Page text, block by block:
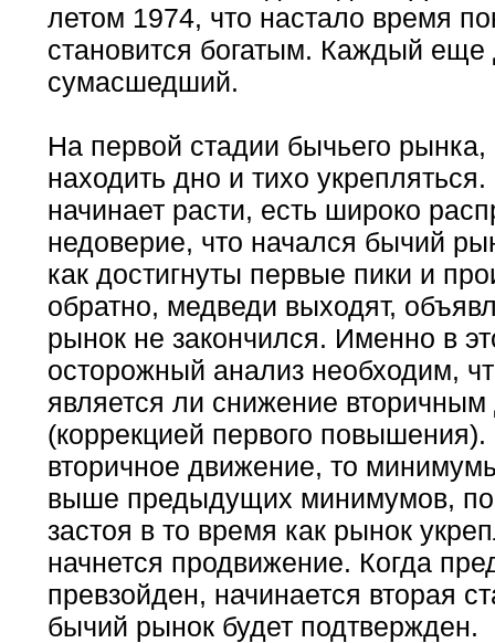
летом 1974, что настало время
становится богатым. Каждый еще
сумасшедший.
На первой стадии бычьего
находить дно и тихо
начинает расти, есть широко
недоверие, что начался бычий
как достигнуты первые пики и
обратно, медведи выходят,
рынок не закончился. Именно в
осторожный анализ необходим,
является ли снижение
(коррекцией первого повышения).
вторичное движение, то
выше предыдущих минимумов,
застоя в то время как рынок
начнется продвижение. Когда
превзойден, начинается вторая
бычий рынок будет подтвержден.